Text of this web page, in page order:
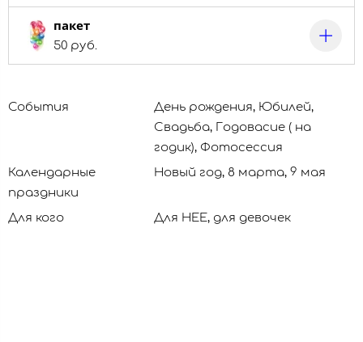
пакет
50 руб.
События
День рождения, Юбилей,
Свадьба, Годовасие ( на
годик), Фотосессия
Календарные
праздники
Новый год, 8 марта, 9 мая
Для кого Для НЕЕ, для девочек